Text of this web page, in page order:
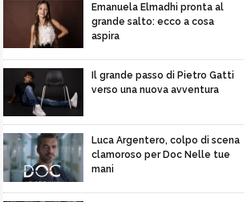
Emanuela Elmadhi pronta al
grande salto: ecco a cosa
aspira
Il grande passo di Pietro Gatti
verso una nuova avventura
Luca Argentero, colpo di scena
clamoroso per Doc Nelle tue
mani